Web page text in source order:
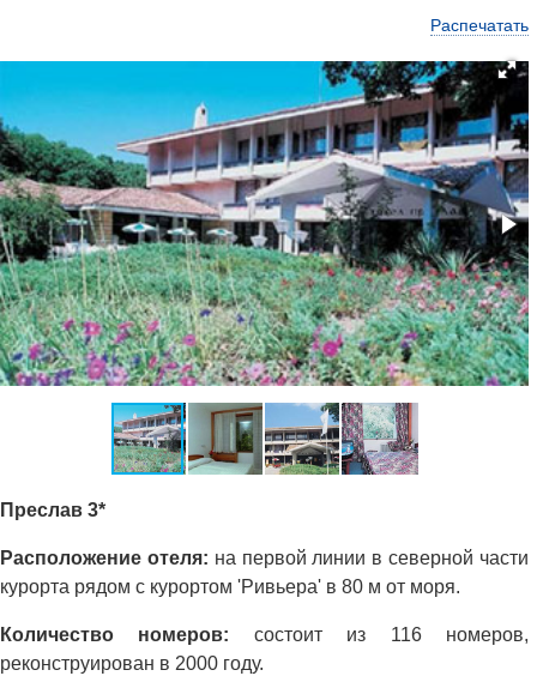
Распечатать
Преслав 3*
Расположение отеля: на первой линии в северной части
курорта рядом с курортом 'Ривьера' в 80 м от моря.
Количество номеров: состоит из 116 номеров,
реконструирован в 2000 году.